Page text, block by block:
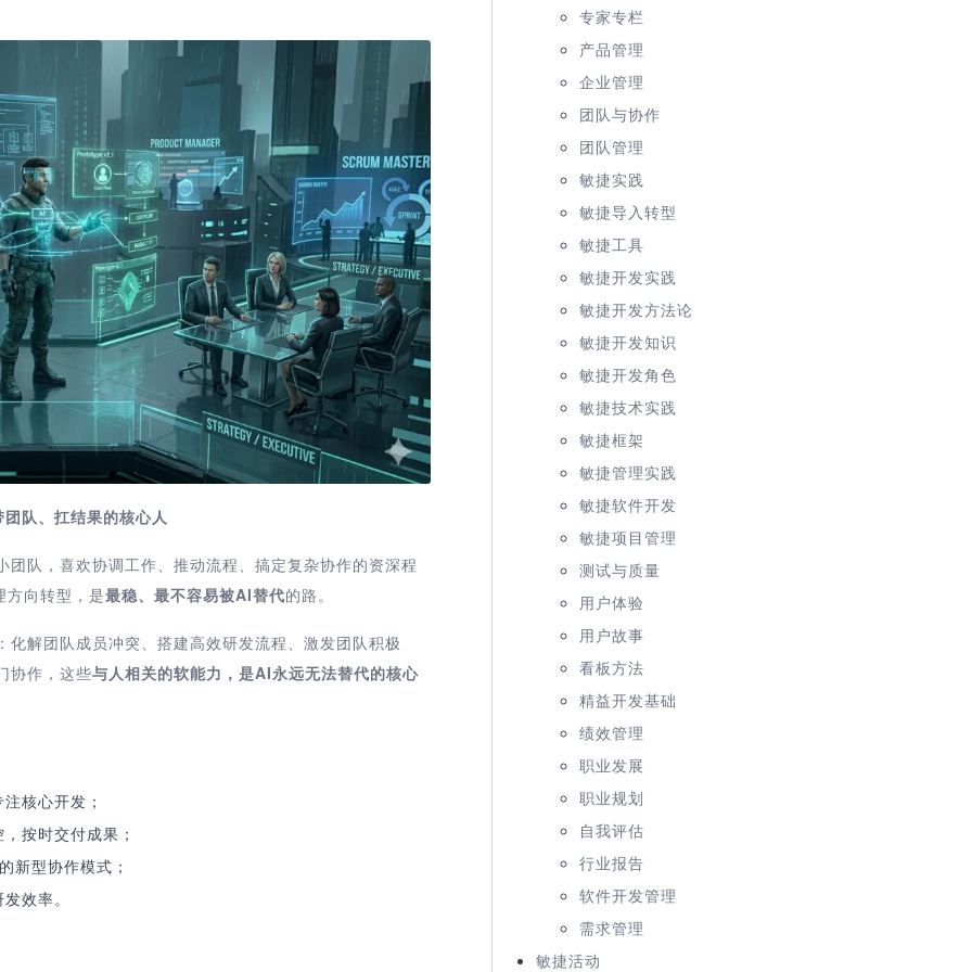
队、扛结果的核心人
队，喜欢协调工作、推动流程、搞定复杂协作的资深程
向转型，是最稳、最不容易被AI替代的路。
解团队成员冲突、搭建高效研发流程、激发团队积极
协作，这些与人相关的软能力，是AI永远无法替代的核心
核心开发；
按时交付成果；
新型协作模式；
效率。
专家专栏
产品管理
企业管理
团队与协作
团队管理
敏捷实践
敏捷导入转型
敏捷工具
敏捷开发实践
敏捷开发方法论
敏捷开发知识
敏捷开发角色
敏捷技术实践
敏捷框架
敏捷管理实践
敏捷软件开发
敏捷项目管理
测试与质量
用户体验
用户故事
看板方法
精益开发基础
绩效管理
职业发展
职业规划
自我评估
行业报告
软件开发管理
需求管理
敏捷活动